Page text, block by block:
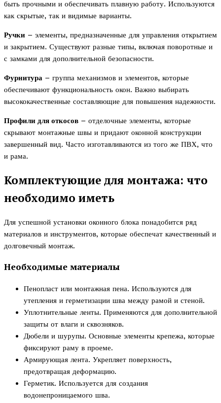
быть прочными и обеспечивать плавную работу. Используются
как скрытые, так и видимые варианты.
Ручки – элементы, предназначенные для управления открытием
и закрытием. Существуют разные типы, включая поворотные и
с замками для дополнительной безопасности.
Фурнитура – группа механизмов и элементов, которые
обеспечивают функциональность окон. Важно выбирать
высококачественные составляющие для повышения надежности.
Профили для откосов – отделочные элементы, которые
скрывают монтажные швы и придают оконной конструкции
завершенный вид. Часто изготавливаются из того же ПВХ, что
и рама.
Комплектующие для монтажа: что
необходимо иметь
Для успешной установки оконного блока понадобится ряд
материалов и инструментов, которые обеспечат качественный и
долговечный монтаж.
Необходимые материалы
Пенопласт или монтажная пена. Используются для
утепления и герметизации шва между рамой и стеной.
Уплотнительные ленты. Применяются для дополнительной
защиты от влаги и сквозняков.
Дюбели и шурупы. Основные элементы крепежа, которые
фиксируют раму в проеме.
Армирующая лента. Укрепляет поверхность,
предотвращая деформацию.
Герметик. Используется для создания
водонепроницаемого шва.